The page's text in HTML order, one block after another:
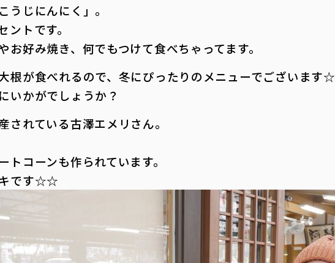
じにんにく」。
トです。
好み焼き、何でもつけて食べちゃってます。
根が食べれるので、冬にぴったりのメニューでございます☆
いかがでしょうか？
れている古澤エメリさん。
コーンも作られています。
です☆☆